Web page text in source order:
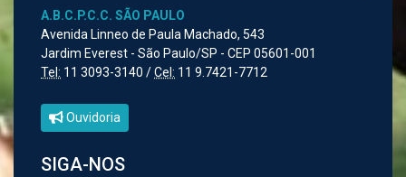
A.B.C.P.C.C. SÃO PAULO
Avenida Linneo de Paula Machado, 543
Jardim Everest - São Paulo/SP - CEP 05601-001
Tel: 11 3093-3140 /Cel: 11 9.7421-7712
Ouvidoria
SIGA-NOS